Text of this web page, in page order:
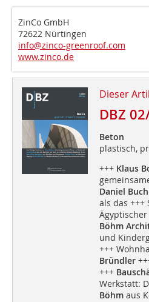
ZinCo GmbH
72622 Nürtingen
info@zinco-greenroof.com
www.zinco.de
Dieser
DBZ
Beton
plastisch,
+++ Klaus
Daniel
als das +++
Ägyptischer
Böhm
und
+++
Bründler
+++
Werkstatt:
Böhmaus